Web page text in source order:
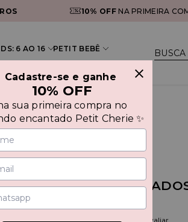
10% OFFNA PRIMEIRA
6 AO 16
PETIT BEBÊ
VESTIDO COM
NA CINTURA
(0) Seja o primeiro a avaliar
Cadastre-se e ganhe
10% OFF
sua primeira compra no
encantado Petit Cherie ✨